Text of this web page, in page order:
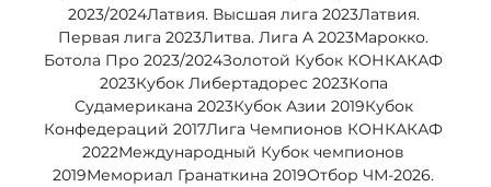
2023/2024Латвия. Высшая лига 2023Латвия.
Первая лига 2023Литва. Лига A 2023Марокко.
Ботола Про 2023/2024Золотой Кубок КОНКАКАФ
2023Кубок Либертадорес 2023Копа
Судамерикана 2023Кубок Азии 2019Кубок
Конфедераций 2017Лига Чемпионов КОНКАКАФ
2022Международный Кубок чемпионов
2019Мемориал Гранаткина 2019Отбор ЧМ-2026.